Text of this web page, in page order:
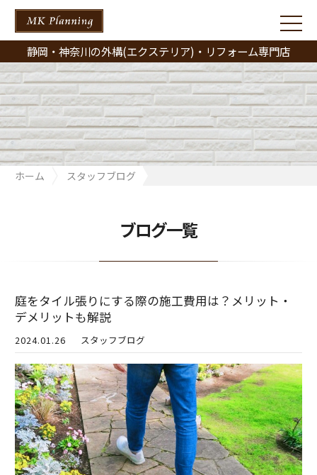
静岡・神奈川の外構(エクステリア)・リフォーム専門店
ホーム
スタッフブログ
ブログ一覧
庭をタイル張りにする際の施工費用は？メリット・
デメリットも解説
2024.01.26 スタッフブログ